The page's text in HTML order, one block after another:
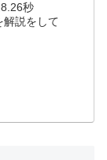
秒
解説をして